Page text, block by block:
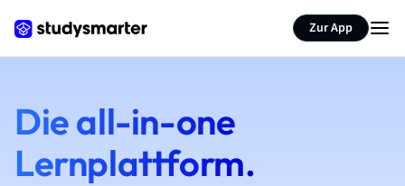
Zur App
Die all-in-one
Lernplattform.